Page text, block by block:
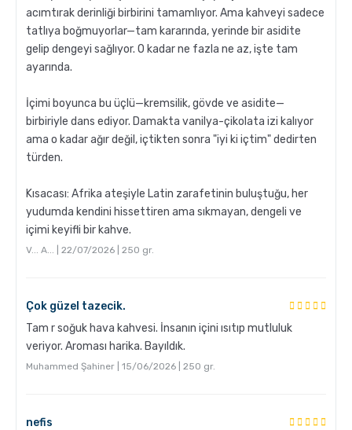
acımtırak derinliği birbirini tamamlıyor. Ama kahveyi sadece
tatlıya boğmuyorlar—tam kararında, yerinde bir asidite
gelip dengeyi sağlıyor. O kadar ne fazla ne az, işte tam
ayarında.
İçimi boyunca bu üçlü—kremsilik, gövde ve asidite—
birbiriyle dans ediyor. Damakta vanilya-çikolata izi kalıyor
ama o kadar ağır değil, içtikten sonra "iyi ki içtim" dedirten
türden.
Kısacası: Afrika ateşiyle Latin zarafetinin buluştuğu, her
yudumda kendini hissettiren ama sıkmayan, dengeli ve
içimi keyifli bir kahve.
V... A... | 22/07/2026 | 250 gr.
Çok güzel tazecik.
Tam r soğuk hava kahvesi. İnsanın içini ısıtıp mutluluk
veriyor. Aroması harika. Bayıldık.
Muhammed Şahiner | 15/06/2026 | 250 gr.
nefis